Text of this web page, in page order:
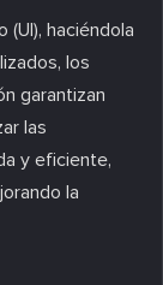
haciéndola
los
garantizan
las
y eficiente,
la